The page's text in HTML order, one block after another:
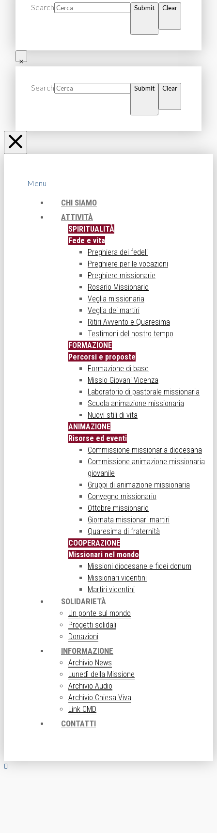
Search Submit Clear
Search Submit Clear
Menu
CHI SIAMO
ATTIVITÀ
SPIRITUALITÀ
Fede e vita
Preghiera dei fedeli
Preghiere per le vocazioni
Preghiere missionarie
Rosario Missionario
Veglia missionaria
Veglia dei martiri
Ritiri Avvento e Quaresima
Testimoni del nostro tempo
FORMAZIONE
Percorsi e proposte
Formazione di base
Missio Giovani Vicenza
Laboratorio di pastorale missionaria
Scuola animazione missionaria
Nuovi stili di vita
ANIMAZIONE
Risorse ed eventi
Commissione missionaria diocesana
Commissione animazione missionaria
giovanile
Gruppi di animazione missionaria
Convegno missionario
Ottobre missionario
Giornata missionari martiri
Quaresima di fraternità
COOPERAZIONE
Missionari nel mondo
Missioni diocesane e fidei donum
Missionari vicentini
Martiri vicentini
SOLIDARIETÀ
Un ponte sul mondo
Progetti solidali
Donazioni
INFORMAZIONE
Archivio News
Lunedì della Missione
Archivio Audio
Archivio Chiesa Viva
Link CMD
CONTATTI